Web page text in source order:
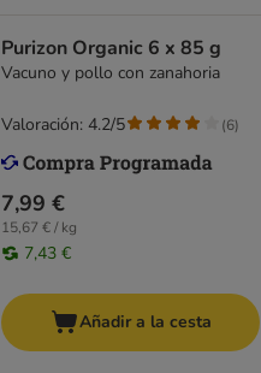
Purizon Organic 6 x 85 g
Vacuno y pollo con zanahoria
7,99 €
15,67 € / kg
7,43 €
Valoración: 4.2/5 (6)
Añadir a la cesta